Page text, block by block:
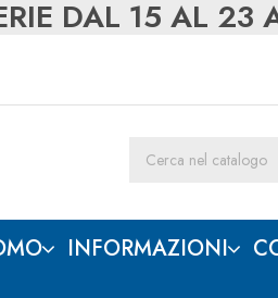
DAL 15 AL
INFORMAZIONI